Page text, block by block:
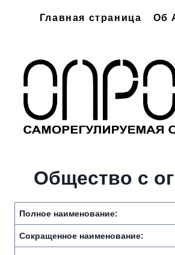
Главная страница Об
Общество с
Полное наименование:
Сокращенное наименование: